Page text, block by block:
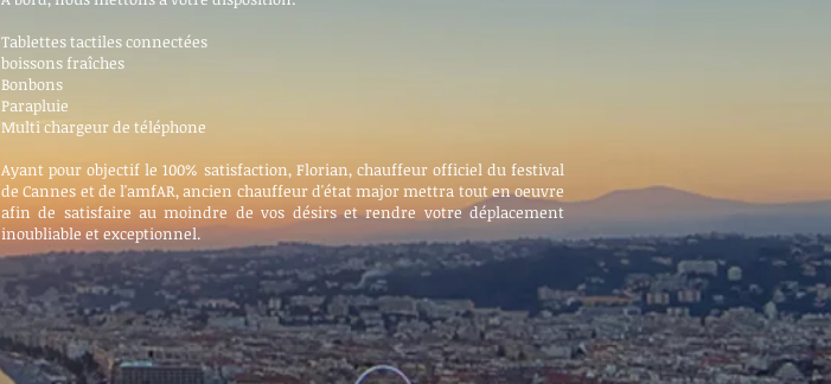
Tablettes tactiles connectées
boissons fraîches
Bonbons
Parapluie
Multi chargeur de téléphone
Ayant pour objectif le 100% satisfaction, Florian, chauffeur officiel du festival
de Cannes et de l'amfAR, ancien chauffeur d'état major mettra tout en oeuvre
afin de satisfaire au moindre de vos désirs et rendre votre déplacement
inoubliable et exceptionnel.